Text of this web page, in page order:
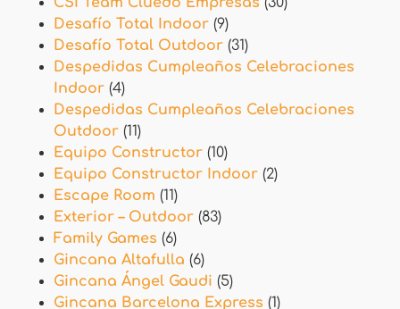
Desafío Total Indoor (9)
Desafío Total Outdoor (31)
Despedidas Cumpleaños Celebraciones
Indoor (4)
Despedidas Cumpleaños Celebraciones
Outdoor (11)
Equipo Constructor (10)
Equipo Constructor Indoor (2)
Escape Room (11)
Exterior – Outdoor (83)
Family Games (6)
Gincana Altafulla (6)
Gincana Ángel Gaudi (5)
Gincana Barcelona Express (1)